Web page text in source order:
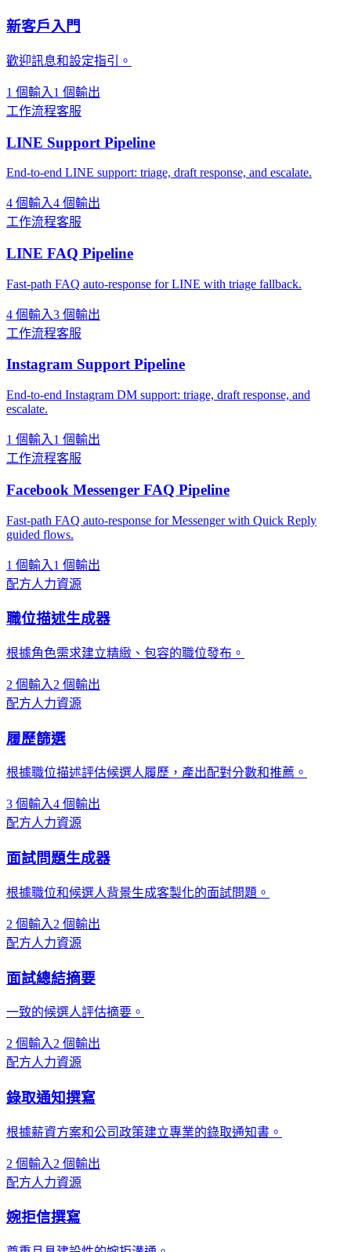
新客戶入門
歡迎訊息和設定指引。
1 個輸入 1 個輸出
工作流程客服
LINE Support Pipeline
End-to-end LINE support: triage, draft response, and escalate.
4 個輸入4 個輸出
工作流程客服
LINE FAQ Pipeline
Fast-path FAQ auto-response for LINE with triage fallback.
4 個輸入3 個輸出
工作流程客服
Instagram Support Pipeline
End-to-end Instagram DM support: triage, draft response, and
escalate.
1 個輸入 1 個輸出
工作流程客服
Facebook Messenger FAQ Pipeline
Fast-path FAQ auto-response for Messenger with Quick Reply
guided flows.
1 個輸入 1 個輸出
配方人力資源
職位描述生成器
根據角色需求建立精緻、包容的職位發布。
2 個輸入 2 個輸出
配方人力資源
履歷篩選
根據職位描述評估候選人履歷，產出配對分數和推薦。
3 個輸入4 個輸出
配方人力資源
面試問題生成器
根據職位和候選人背景生成客製化的面試問題。
2 個輸入 2 個輸出
配方人力資源
面試總結摘要
一致的候選人評估摘要。
2 個輸入 2 個輸出
配方人力資源
錄取通知撰寫
根據薪資方案和公司政策建立專業的錄取通知書。
2 個輸入 2 個輸出
配方人力資源
婉拒信撰寫